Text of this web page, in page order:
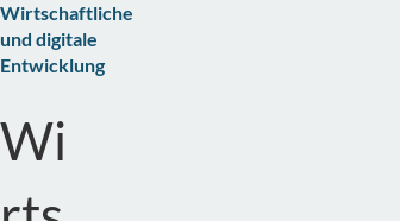
Wirtschaftliche
und digitale
Entwicklung
Wi